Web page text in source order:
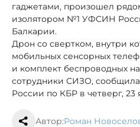
гаджетами, произошел
изолятором №1 УФСИН
Балкарии.
Дрон со свертком, внутри
мобильных сенсорных
и комплект беспроводных
сотрудники СИЗО,
России по КБР в четверг, 23
Автор:Роман